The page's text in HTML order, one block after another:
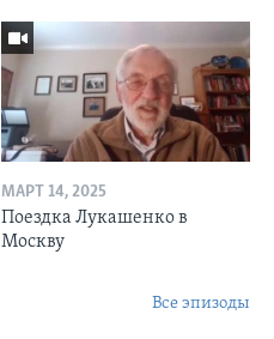
МАРТ 14, 2025
Поездка Лукашенко в
Москву
Все эпизоды